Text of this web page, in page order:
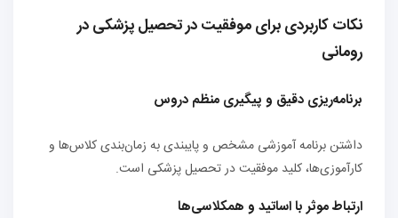
نکات کاربردی برای موفقیت در تحصیل پزشکی در
رومانی
برنامه‌ریزی دقیق و پیگیری منظم دروس
داشتن برنامه آموزشی مشخص و پایبندی به زمان‌بندی کلاس‌ها و
کارآموزی‌ها، کلید موفقیت در تحصیل پزشکی است.
ارتباط موثر با اساتید و همکلاسی‌ها